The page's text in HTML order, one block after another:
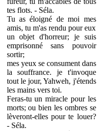
tes flots. - Séla.
Tu as éloigné de moi mes
amis, tu m'as rendu pour eux
un objet d'horreur; je suis
emprisonné sans pouvoir
sortir;
mes yeux se consument dans
la souffrance. je t'invoque
tout le jour, Yahweh, j'étends
les mains vers toi.
Feras-tu un miracle pour les
morts; ou bien les ombres se
lèveront-elles pour te louer?
- Séla.